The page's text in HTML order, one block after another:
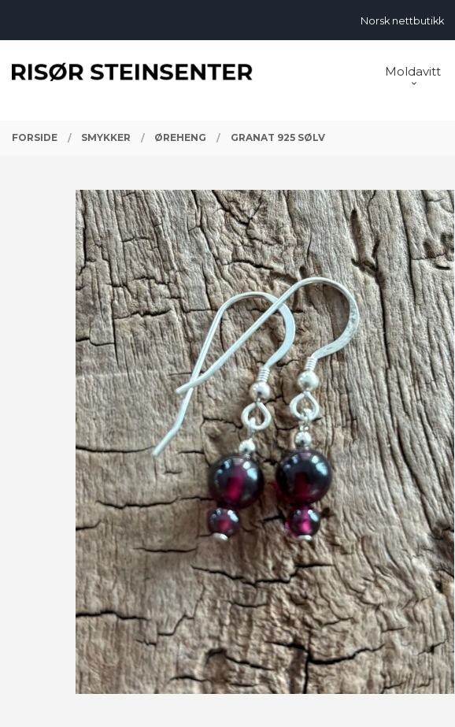
Norsk nettbutikk
Moldavitt
FORSIDE SMYKKER ØREHENG GRANAT 925 SØLV